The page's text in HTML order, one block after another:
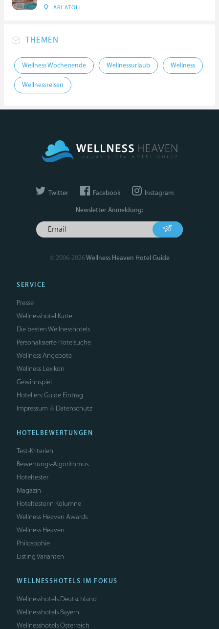
ARI ATOLL
THEMEN
Wellness Wochenende Wellnessurlaub Wellness
Wellnessreisen
Twitter Facebook Instagram
Newsletter Anmeldung:
© 2006-2026Wellness Heaven Hotel Guide
SERVICE
Presse
Wellnesshotel Karte
Die besten Wellnesshotels
Personalisierte Hotelsuche
Wellness Angebote
Wellness Lexikon
Gewinnspiel
Hoteliers: Guide Eintrag
Impressum & Datenschutz
HOTELBEWERTUNGEN
Test-Kriterien
Bewertungs-Algorithmus
Hoteltester
Magazin
Hoteltesterin Kolumne
Wellness Heaven Awards
Wellness Heaven
Philosophie
Listing Varianten
WELLNESSHOTELS IM FOKUS
Wellnesshotels Deutschland
Wellnesshotels Bayern
Wellnesshotels Österreich